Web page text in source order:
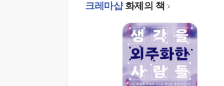
크레마샵화제의 책